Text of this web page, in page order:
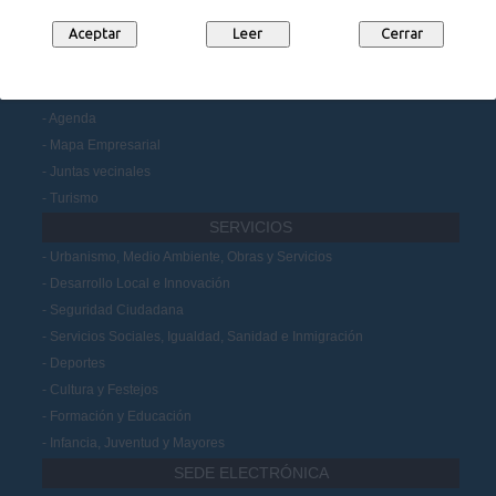
Participación Ciudadana
Agenda
Mapa Empresarial
Juntas vecinales
Turismo
SERVICIOS
Urbanismo, Medio Ambiente, Obras y Servicios
Desarrollo Local e Innovación
Seguridad Ciudadana
Servicios Sociales, Igualdad, Sanidad e Inmigración
Deportes
Cultura y Festejos
Formación y Educación
Infancia, Juventud y Mayores
SEDE ELECTRÓNICA